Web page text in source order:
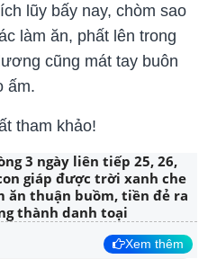
lũy bấy nay, chòm sao
làm ăn, phất lên trong
cũng mát tay buôn
ấm.
tham khảo!
3 ngày liên tiếp 25, 26,
giáp được trời xanh che
ăn thuận buồm, tiền đẻ ra
thành danh toại
Xem thêm